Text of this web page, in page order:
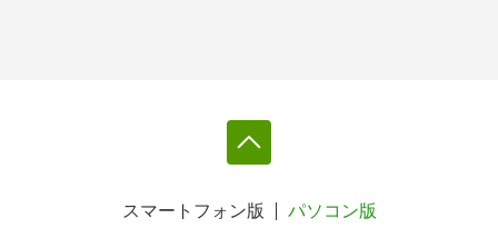
スマートフォン版 パソコン版